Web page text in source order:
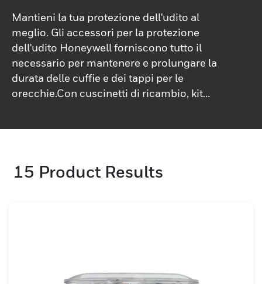
Mantieni la tua protezione dell'udito al
meglio. Gli accessori per la protezione
dell'udito Honeywell forniscono tutto il
necessario per mantenere e prolungare la
durata delle cuffie e dei tappi per le
orecchie.Con cuscinetti di ricambio, kit
Honeywell ti aiutano a personalizzare la tua
15 Product Results